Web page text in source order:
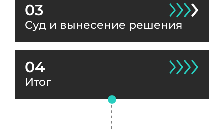
03
Суд и вынесение решения
04
Итог